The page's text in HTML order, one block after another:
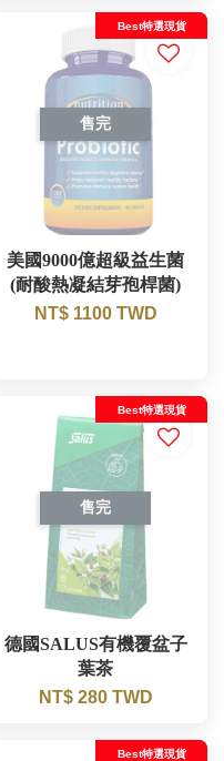
售完
Best特選現貨
美國9000億超級益生菌
(耐酸熱凝結芽孢桿菌)
NT$ 1100 TWD
售完
Best特選現貨
德國SALUS有機覆盆子
葉茶
NT$ 280 TWD
Best特選現貨